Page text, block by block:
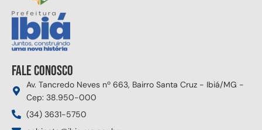
Fale conosco
Av. Tancredo Neves nº 663, Bairro Santa Cruz - Ibiá/MG -
Cep: 38.950-000
(34) 3631-5750